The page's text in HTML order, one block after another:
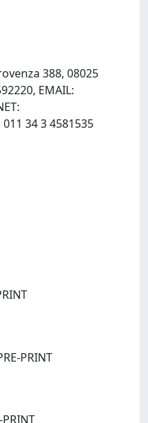
388, 08025
EMAIL:
PRINT